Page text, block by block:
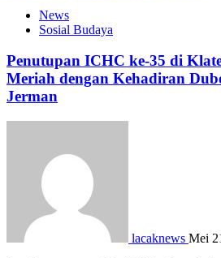
News
Sosial Budaya
Penutupan ICHC ke-35 di
Meriah dengan Kehadiran
Jerman
lacaknews Mei